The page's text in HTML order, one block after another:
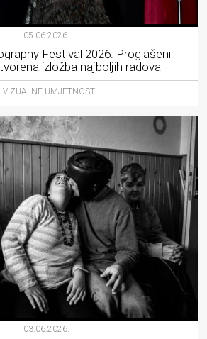
05.06.2026.
Festival 2026: Proglašeni
izložba najboljih radova
VIZUALNE UMJETNOSTI
03.06.2026.